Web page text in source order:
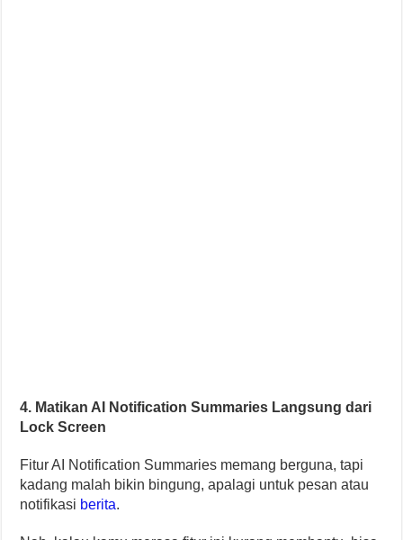
4. Matikan AI Notification Summaries Langsung dari
Lock Screen
Fitur AI Notification Summaries memang berguna, tapi
kadang malah bikin bingung, apalagi untuk pesan atau
notifikasi berita.